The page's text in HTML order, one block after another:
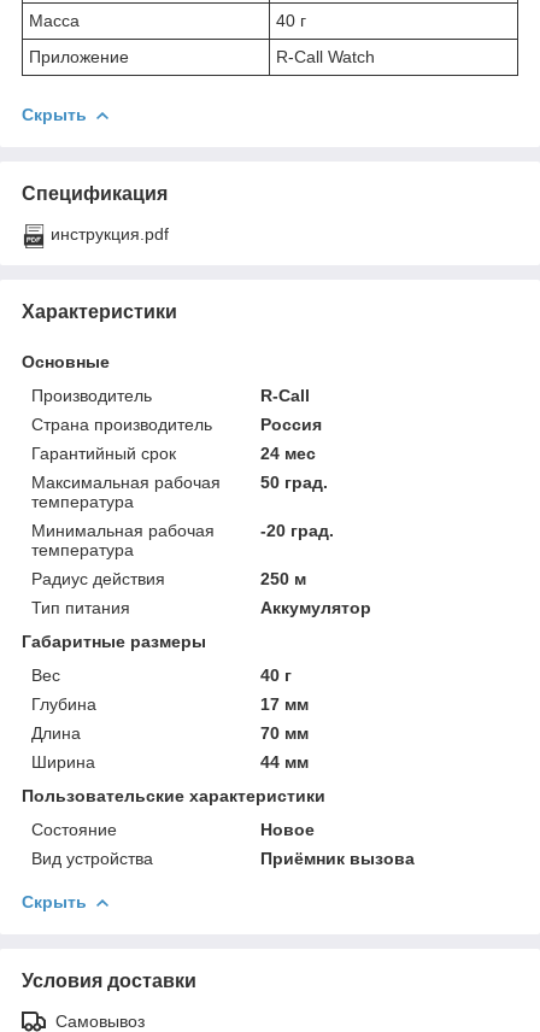
Масса
40 г
Приложение
R-Call Watch
Скрыть
Спецификация
инструкция.pdf
Характеристики
Основные
Производитель
R-Call
Страна производитель
Россия
Гарантийный срок
24 мес
Максимальная рабочая
температура
50 град.
Минимальная рабочая
температура
-20 град.
Радиус действия
250 м
Тип питания
Аккумулятор
Габаритные размеры
Вес
40 г
Глубина
17 мм
Длина
70 мм
Ширина
44 мм
Пользовательские характеристики
Состояние
Новое
Вид устройства
Приёмник вызова
Скрыть
Условия доставки
Самовывоз